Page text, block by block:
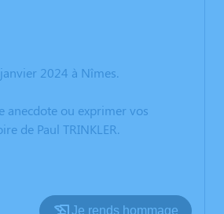
2024 à Nîmes.
anecdote ou exprimer vos
de Paul TRINKLER.
Je rends hommage